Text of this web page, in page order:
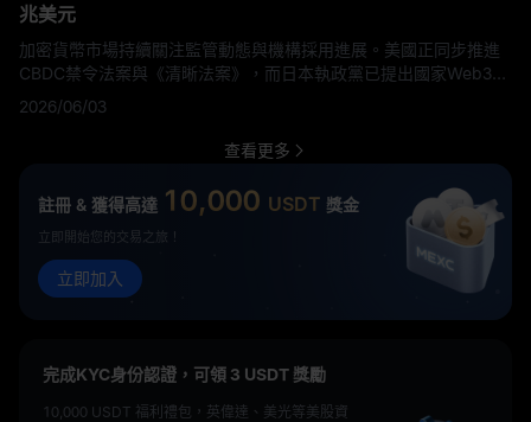
兆美元
加密貨幣市場持續關注監管動態與機構採用進展。美國正同步推進
CBDC禁令法案與《清晰法案》，而日本執政黨已提出國家Web3戰
略。與此同時，儘管衍生品交易活動有所放緩，基礎設施升級、代
幣化資產擴張及新機構合作夥伴關係仍持續重塑數位資產格局。
2026/06/03
查看更多
註冊 & 獲得高達 10,000 USDT 獎金
立即開始您的交易之旅！
立即加入
完成KYC身份認證，可領 3 USDT 獎勵
10,000 USDT 福利禮包，英偉達、美光等美股資